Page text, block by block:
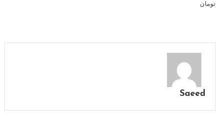
تومان
Saeed